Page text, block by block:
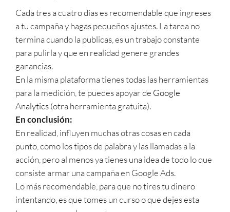
Cada tres a cuatro días es recomendable que ingreses
a tu campaña y hagas pequeños ajustes. La tarea no
termina cuando la publicas, es un trabajo constante
para pulirla y que en realidad genere grandes
ganancias.
En la misma plataforma tienes todas las herramientas
para la medición, te puedes apoyar de Google
Analytics(otra herramienta gratuita).
En conclusión:
En realidad, influyen muchas otras cosas en cada
punto, como los tipos de palabra y las llamadas a la
acción, pero al menos ya tienes una idea de todo lo que
consiste armar una campaña en Google Ads.
Lo más recomendable, para que no tires tu dinero
intentando, es que tomes un curso o que dejes esta